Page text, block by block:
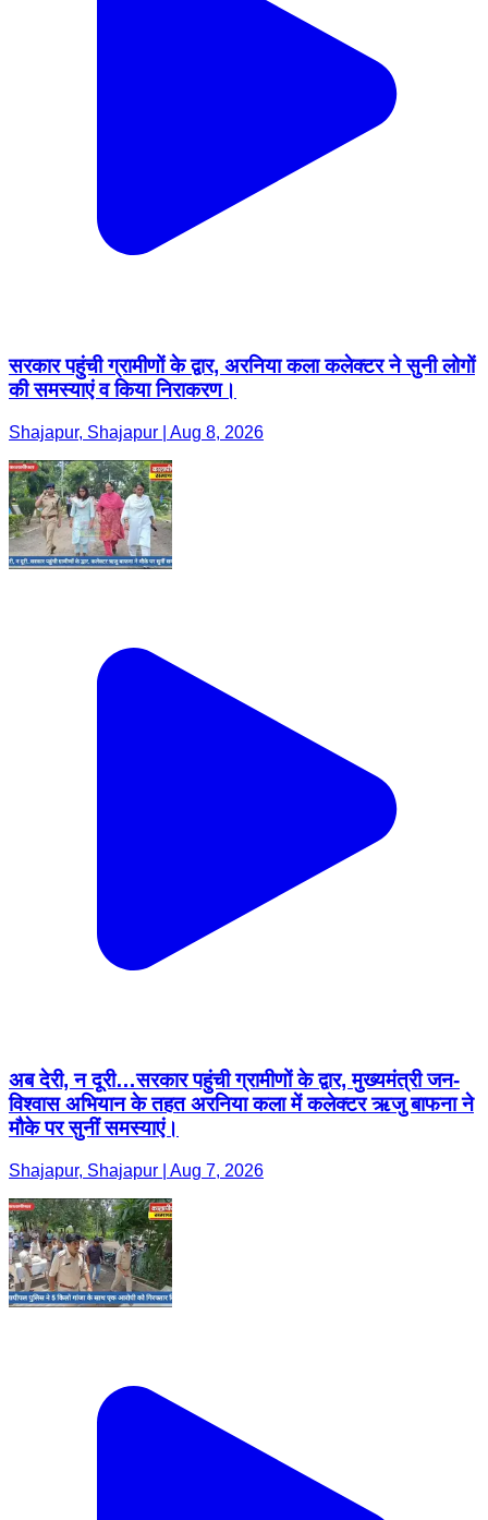
सरकार पहुंची ग्रामीणों के द्वार, अरनिया कला कलेक्टर ने सुनी लोगों
की समस्याएं व किया निराकरण।
Shajapur, Shajapur | Aug 8, 2026
अब देरी, न दूरी…सरकार पहुंची ग्रामीणों के द्वार, मुख्यमंत्री जन-
विश्वास अभियान के तहत अरनिया कला में कलेक्टर ऋजु बाफना ने
मौके पर सुनीं समस्याएं।
Shajapur, Shajapur | Aug 7, 2026